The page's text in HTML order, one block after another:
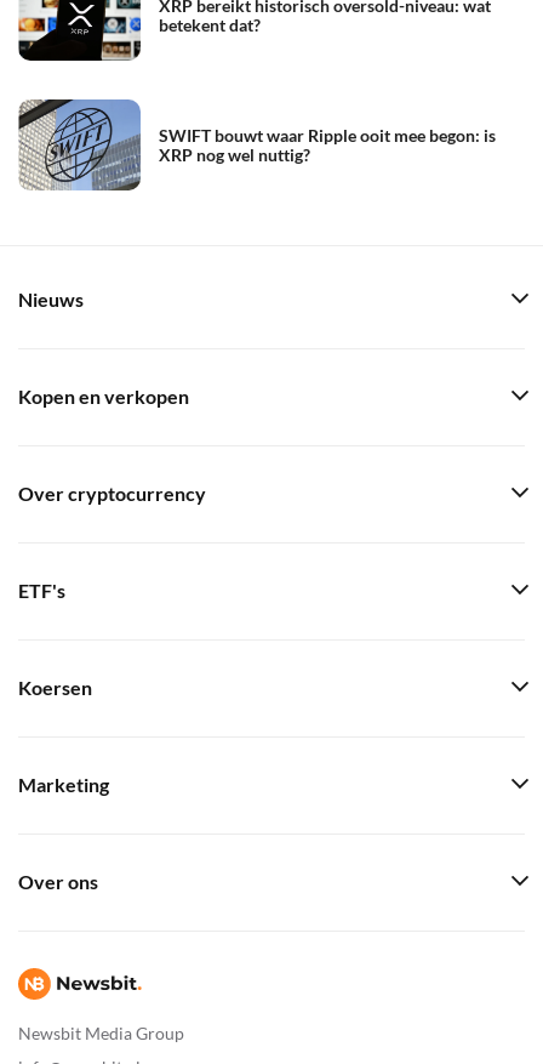
XRP bereikt historisch oversold-niveau: wat
betekent dat?
SWIFT bouwt waar Ripple ooit mee begon: is
XRP nog wel nuttig?
Newsbit Media Group
Nieuws
Kopen en verkopen
Over cryptocurrency
ETF's
Koersen
Marketing
Over ons